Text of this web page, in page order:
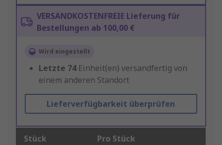
VERSANDKOSTENFREIE Lieferung für
Bestellungen ab 100,00 €
Wird eingestellt
Letzte 74 Einheit(en) versandfertig von
einem anderen Standort
Lieferverfügbarkeit überprüfen
Stück Pro Stück